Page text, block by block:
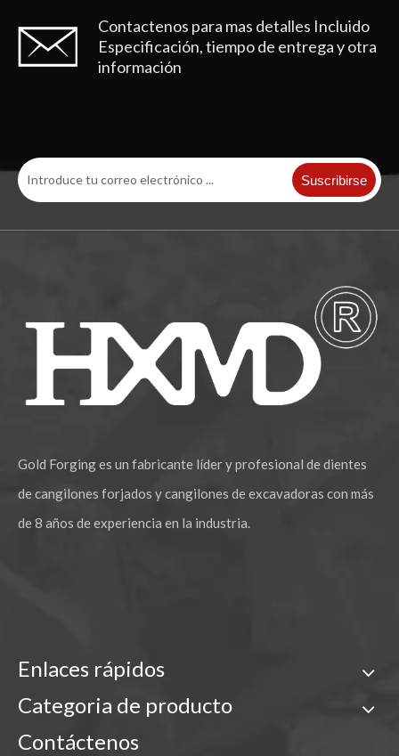
Contactenos para mas detalles Incluido
Especificación, tiempo de entrega y otra
información
Suscribirse
Gold Forging es un fabricante líder y profesional de dientes
de cangilones forjados y cangilones de excavadoras con más
de 8 años de experiencia en la industria.
Enlaces rápidos
Categoria de producto
Contáctenos